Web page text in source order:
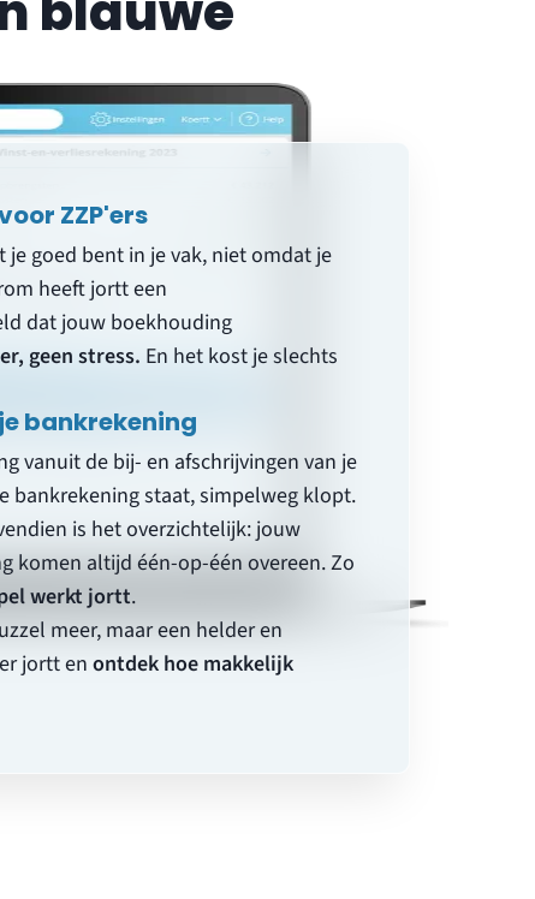
ZZP'ers
goed bent in je vak, niet omdat je
heeft jortt een
dat jouw boekhouding
geen stress. En het kost je slechts
bankrekening
vanuit de bij- en afschrijvingen van je
bankrekening staat, simpelweg klopt.
is het overzichtelijk: jouw
komen altijd één-op-één overeen. Zo
werkt jortt.
meer, maar een helder en
jortt en ontdek hoe makkelijk